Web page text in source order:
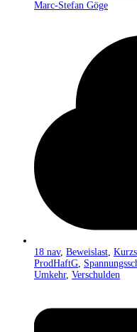
Marc-Stefan Göge
18 nav, Beweislast,
ProdHaftG,
Umkehr, Verschulden